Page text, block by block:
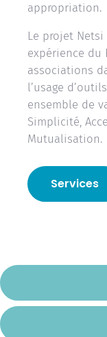
appropriation.
Le projet
expérience du
associations
l’usage
ensemble de
Simplicité,
Mutualisation.
Services